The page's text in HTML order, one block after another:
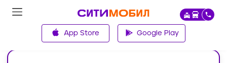
App Store Google Play